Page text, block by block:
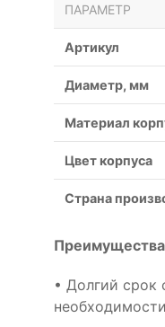
ПАРАМЕТР
Артикул
Диаметр, мм
Материал
Цвет корпуса
Страна
• Долгий срок